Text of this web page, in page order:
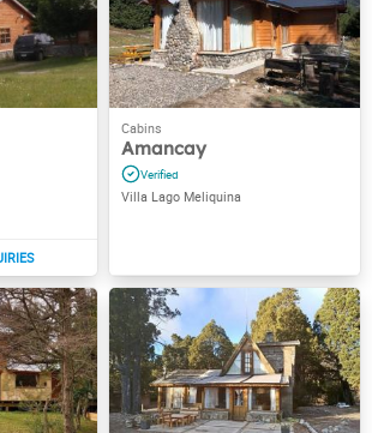
Amancay
Villa Lago Meliquina